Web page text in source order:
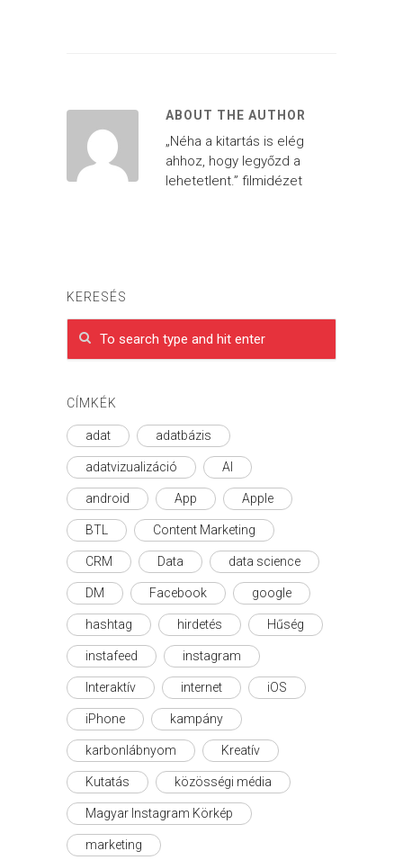
ABOUT THE AUTHOR
„Néha a kitartás is elég
ahhoz, hogy legyőzd a
lehetetlent.” filmidézet
KERESÉS
CÍMKÉK
adat adatbázis
adatvizualizáció AI
android App Apple
BTL Content Marketing
CRM Data data science
DM Facebook google
hashtag hirdetés Hűség
instafeed instagram
Interaktív internet iOS
iPhone kampány
karbonlábnyom Kreatív
Kutatás közösségi média
Magyar Instagram Körkép
marketing